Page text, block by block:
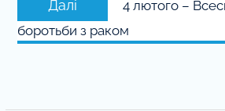
Далі
запис:
4 лютого –
боротьби з раком